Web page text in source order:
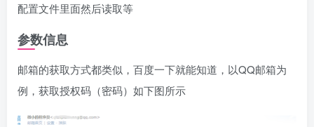
配置文件里面然后读取等
参数信息
邮箱的获取方式都类似，百度一下就能知道，以QQ邮箱为
例，获取授权码（密码）如下图所示